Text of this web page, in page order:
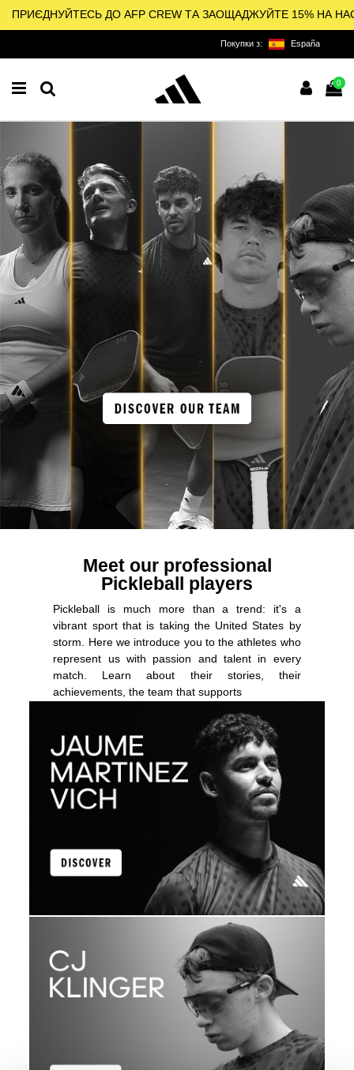
ПРИЄДНУЙТЕСЬ ДО AFP CREW ТА ЗАОЩАДЖУЙТЕ 15% НА
Покупки з: España
0
Meet our professional
Pickleball players
Pickleball is much more than a trend: it's a
vibrant sport that is taking the United States by
storm. Here we introduce you to the athletes who
represent us with passion and talent in every
match. Learn about their stories, their
achievements, the team that supports